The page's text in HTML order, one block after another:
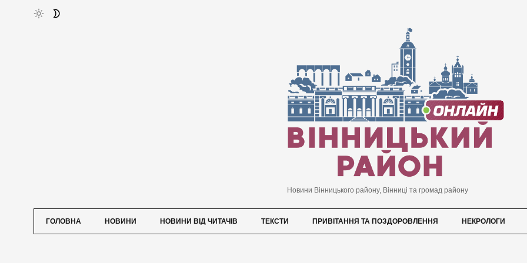
Новини Вінницького району, Вінниці та громад району
ГОЛОВНА НОВИНИ НОВИНИ ВІД ЧИТАЧІВ ТЕКСТИ ПРИВІТАННЯ ТА ПОЗДОРОВЛЕННЯ НЕКРОЛОГИ